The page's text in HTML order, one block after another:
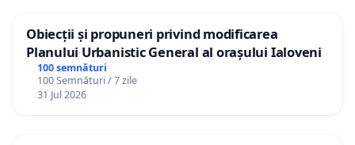
Obiecții și propuneri privind modificarea
Planului Urbanistic General al orașului Ialoveni
100 semnături
100 Semnături / 7 zile
31 Jul 2026